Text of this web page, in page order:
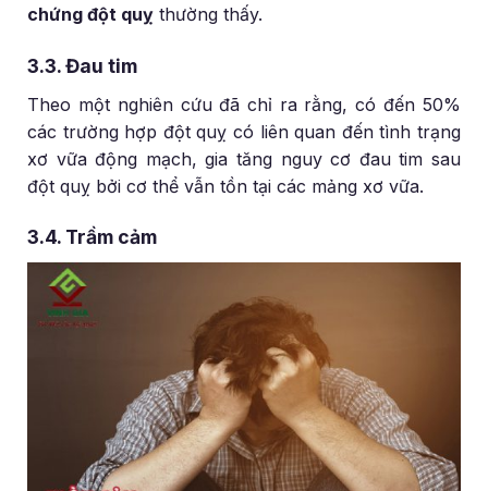
chứng đột quỵ thường thấy.
3.3. Đau tim
Theo một nghiên cứu đã chỉ ra rằng, có đến 50%
các trường hợp đột quỵ có liên quan đến tình trạng
xơ vữa động mạch, gia tăng nguy cơ đau tim sau
đột quỵ bởi cơ thể vẫn tồn tại các mảng xơ vữa.
3.4. Trầm cảm